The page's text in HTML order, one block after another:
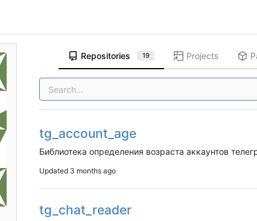
Repositories 19 Projects
tg_account_age
Библиотека определения возраста аккаунтов
Updated
tg_chat_reader